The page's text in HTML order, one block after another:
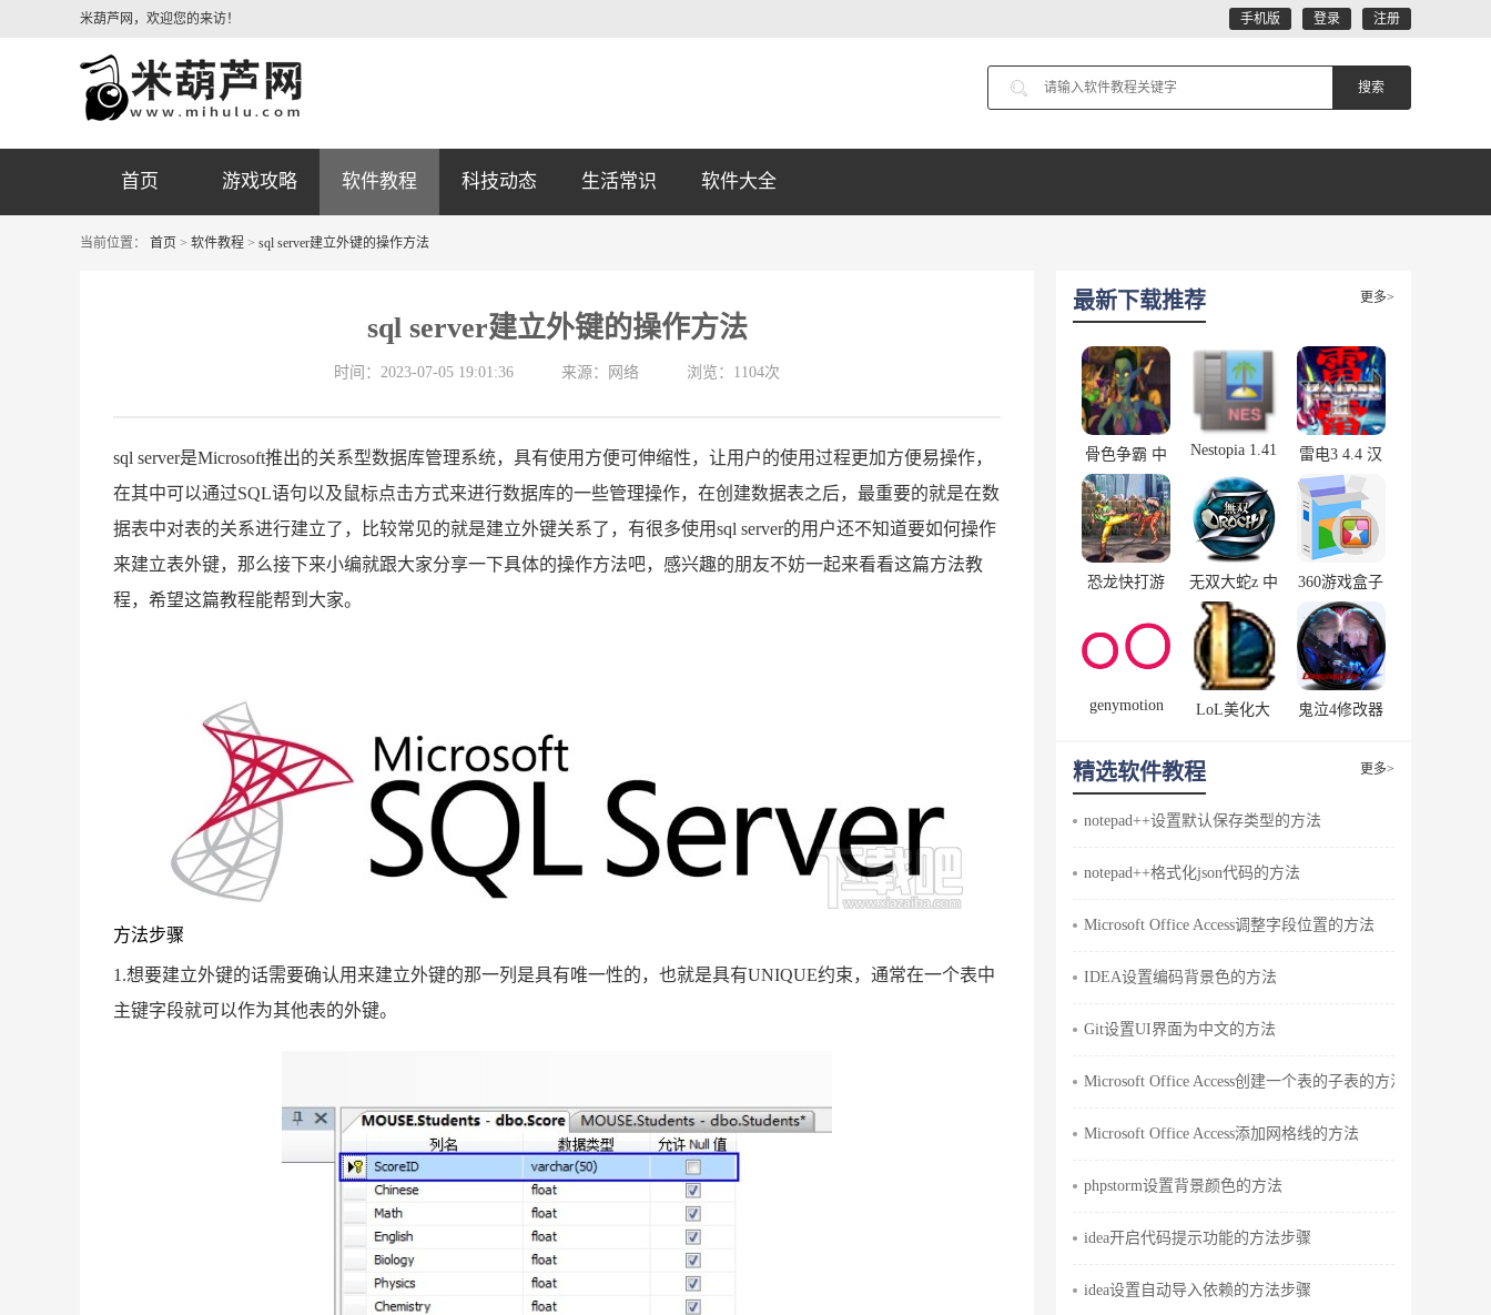
米葫芦网，欢迎您的来访！ 手机版 登录 注册
首页 游戏攻略 软件教程 科技动态 生活常识 软件大全
当前位置： 首页 > 软件教程 > sql server建立外键的操作方法
sql server建立外键的操作方法
时间：2023-07-05 19:01:36 来源：网络 浏览：1104次
sql server是Microsoft推出的关系型数据库管理系统，具有使用方便可伸缩性，让用户的使用过程更加方便易操作，
在其中可以通过SQL语句以及鼠标点击方式来进行数据库的一些管理操作，在创建数据表之后，最重要的就是在数
据表中对表的关系进行建立了，比较常见的就是建立外键关系了，有很多使用sql server的用户还不知道要如何操作
来建立表外键，那么接下来小编就跟大家分享一下具体的操作方法吧，感兴趣的朋友不妨一起来看看这篇方法教
程，希望这篇教程能帮到大家。
方法步骤
1.想要建立外键的话需要确认用来建立外键的那一列是具有唯一性的，也就是具有UNIQUE约束，通常在一个表中
主键字段就可以作为其他表的外键。
最新下载推荐 更多>
骨色争霸 中
文版
Nestopia 1.41
雷电3 4.4 汉
化版
恐龙快打游
版
无双大蛇z 中
文版
360游戏盒子
3.8.7
genymotion
LoL美化大
鬼泣4修改器
精选软件教程 更多>
notepad++设置默认保存类型的方法
notepad++格式化json代码的方法
Microsoft Office Access调整字段位置的方法
IDEA设置编码背景色的方法
Git设置UI界面为中文的方法
Microsoft Office Access创建一个表的子表的方法
Microsoft Office Access添加网格线的方法
phpstorm设置背景颜色的方法
idea开启代码提示功能的方法步骤
idea设置自动导入依赖的方法步骤